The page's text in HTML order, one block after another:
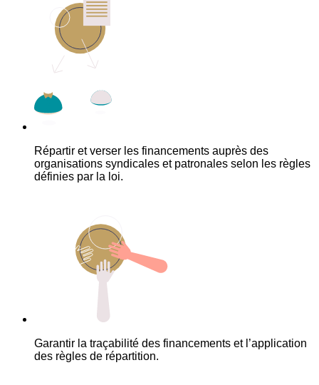
Répartir et verser les financements auprès des
organisations syndicales et patronales selon les règles
définies par la loi.
Garantir la traçabilité des financements et l’application
des règles de répartition.